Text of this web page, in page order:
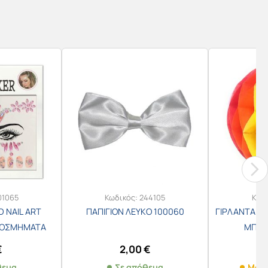
NAIL ART
Κωδικός: 244105
ΠΑΠΙΓΙΟΝ ΛΕΥΚΟ 100060
2,00€
ΓΙΡΛΑΝΤΑ